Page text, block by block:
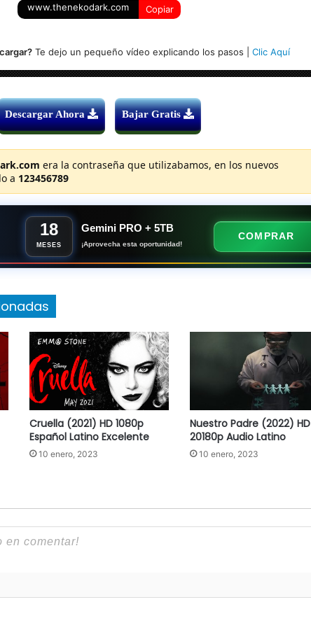
www.thenekodark.com Copiar
Te dejo un pequeño vídeo explicando los pasos |Clic Aquí
Descargar Ahora Bajar Gratis
era la contraseña que utilizabamos, en los nuevos
a 123456789
18
MESES
Gemini PRO + 5TB
¡Aprovecha esta oportunidad!
COMPRAR
Cruella (2021) HD 1080p
Español Latino Excelente
10 enero, 2023
Nuestro Padre (2022) HD
20180p Audio Latino
10 enero, 2023